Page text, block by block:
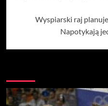
Wyspiarski raj
Napotykają